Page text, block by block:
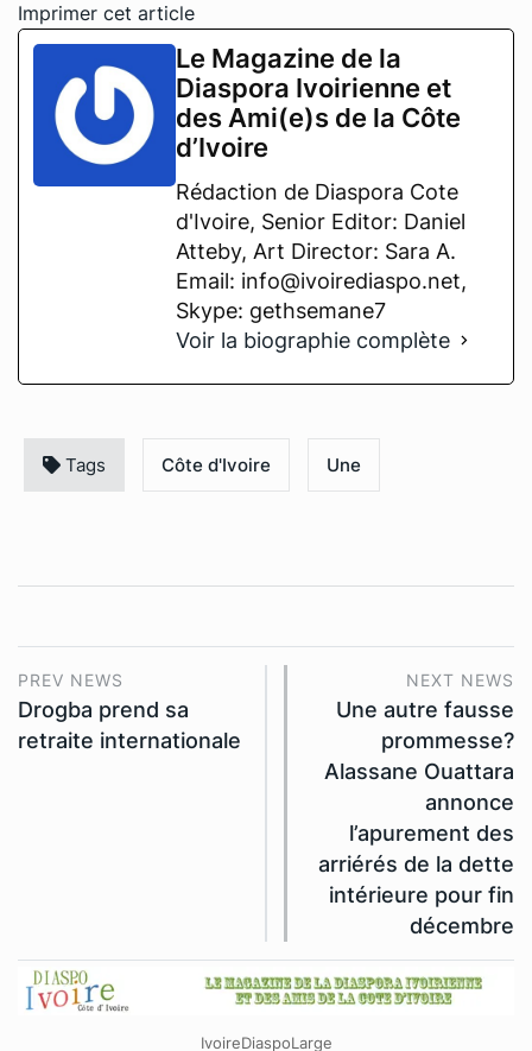
Imprimer cet article
Le Magazine de la
Diaspora Ivoirienne et
des Ami(e)s de la Côte
d’Ivoire
Rédaction de Diaspora Cote
d'Ivoire, Senior Editor: Daniel
Atteby, Art Director: Sara A.
Email: info@ivoirediaspo.net,
Skype: gethsemane7
Voir la biographie complète
Tags Côte d'Ivoire Une
PREV NEWS
Drogba prend sa
retraite internationale
NEXT NEWS
Une autre fausse
prommesse?
Alassane Ouattara
annonce
l’apurement des
arriérés de la dette
intérieure pour fin
décembre
IvoireDiaspoLarge